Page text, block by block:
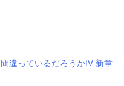
違っているだろうかⅣ 新章